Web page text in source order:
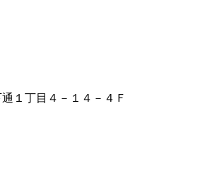
１丁目４－１４－４Ｆ